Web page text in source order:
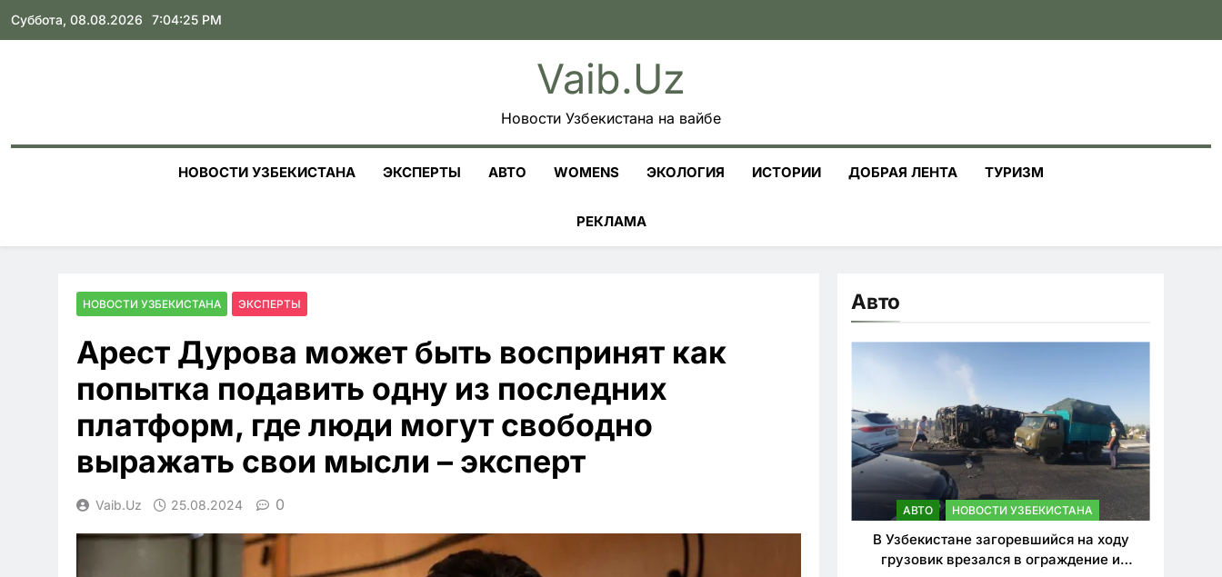
Skip
Суббота, 08.08.2026 7:04:26 PM
Vaib.uz
Новости Узбекистана на вайбе
НОВОСТИ УЗБЕКИСТАНА ЭКСПЕРТЫ АВТО WOMENS ЭКОЛОГИЯ ИСТОРИИ ДОБРАЯ ЛЕНТА ТУРИЗМ
РЕКЛАМА
НОВОСТИ УЗБЕКИСТАНА ЭКСПЕРТЫ
Арест Дурова может быть воспринят как
попытка подавить одну из последних
платформ, где люди могут свободно
выражать свои мысли – эксперт
Vaib.uz 25.08.2024 0
Авто
АВТО НОВОСТИ УЗБЕКИСТАНА
В Узбекистане загоревшийся на ходу
грузовик врезался в ограждение и